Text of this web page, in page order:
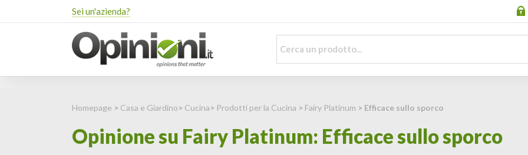
Sei un'azienda?
Homepage > Casa e Giardino> Cucina> Prodotti per la Cucina > Fairy Platinum > Efficace sullo sporco
Opinione su Fairy Platinum: Efficace sullo sporco